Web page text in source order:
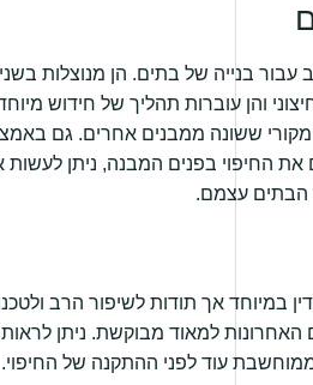
בנייה של בתים. הן מנוצלות
והן עוברות תהליך של חידוש
ששונה ממבנים אחרים. גם
החיפוי בפנים המבנה, ניתן לעשות
הבתים עצמם.
במיוחד אך תודות לשיפור הרב
האחרונות למאוד מבוקשת. ניתן
עוד לפני ההתקנה של החיפוי.